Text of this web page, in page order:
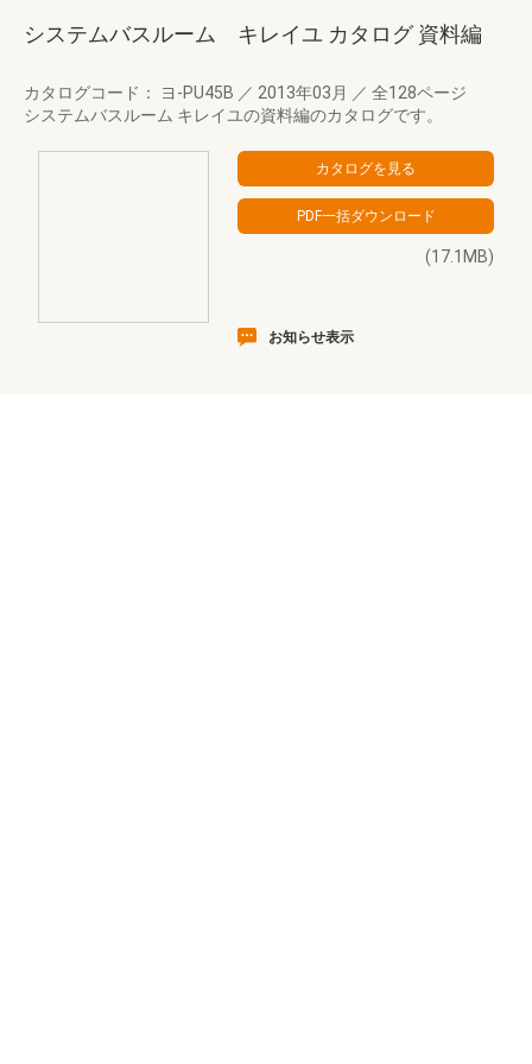
システムバスルーム キレイユ カタログ 資料編
カタログコード： ヨ-PU45B ／ 2013年03月 ／ 全128ページ
システムバスルーム キレイユの資料編のカタログです。
(17.1MB)
お知らせ表示